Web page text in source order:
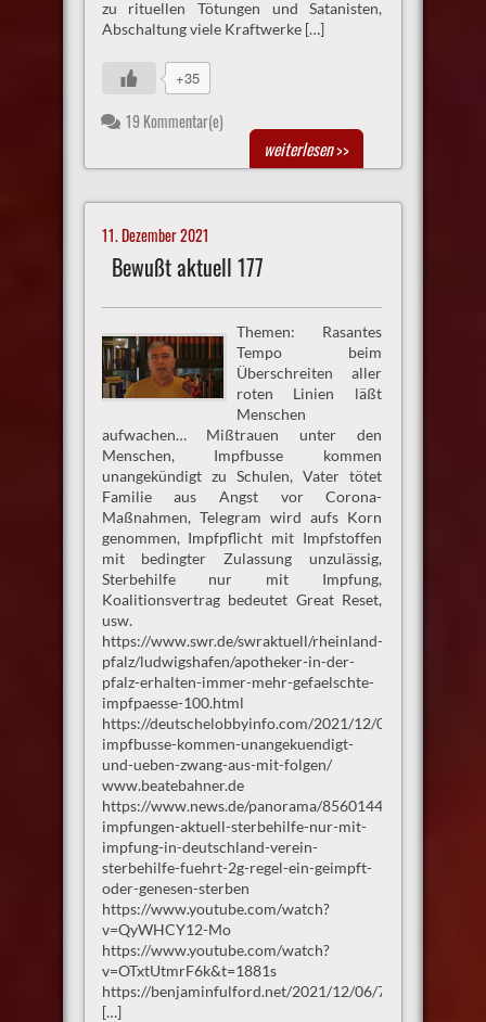
zu rituellen Tötungen und Satanisten,
Abschaltung viele Kraftwerke […]
+35
19 Kommentar(e)
weiterlesen>>
11. Dezember 2021
Bewußt aktuell 177
Themen: Rasantes
Tempo beim
Überschreiten aller
roten Linien läßt
Menschen
aufwachen… Mißtrauen unter den
Menschen, Impfbusse kommen
unangekündigt zu Schulen, Vater tötet
Familie aus Angst vor Corona-
Maßnahmen, Telegram wird aufs Korn
genommen, Impfpflicht mit Impfstoffen
mit bedingter Zulassung unzulässig,
Sterbehilfe nur mit Impfung,
Koalitionsvertrag bedeutet Great Reset,
usw.
https://www.swr.de/swraktuell/rheinland-
pfalz/ludwigshafen/apotheker-in-der-
pfalz-erhalten-immer-mehr-gefaelschte-
impfpaesse-100.html
https://deutschelobbyinfo.com/2021/12/07/kinder-
impfbusse-kommen-unangekuendigt-
und-ueben-zwang-aus-mit-folgen/
www.beatebahner.de
https://www.news.de/panorama/856014467/corona-
impfungen-aktuell-sterbehilfe-nur-mit-
impfung-in-deutschland-verein-
sterbehilfe-fuehrt-2g-regel-ein-geimpft-
oder-genesen-sterben
https://www.youtube.com/watch?
v=QyWHCY12-Mo
https://www.youtube.com/watch?
v=OTxtUtmrF6k&t=1881s
https://benjaminfulford.net/2021/12/06/78786/
[…]